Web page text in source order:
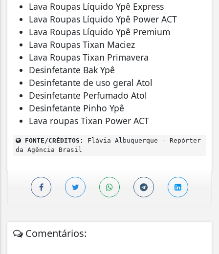
Lava Roupas Líquido Ypê Express
Lava Roupas Líquido Ypê Power ACT
Lava Roupas Líquido Ypê Premium
Lava Roupas Tixan Maciez
Lava Roupas Tixan Primavera
Desinfetante Bak Ypê
Desinfetante de uso geral Atol
Desinfetante Perfumado Atol
Desinfetante Pinho Ypê
Lava roupas Tixan Power ACT
FONTE/CRÉDITOS:
Flávia Albuquerque - Repórter
da Agência Brasil
Comentários: